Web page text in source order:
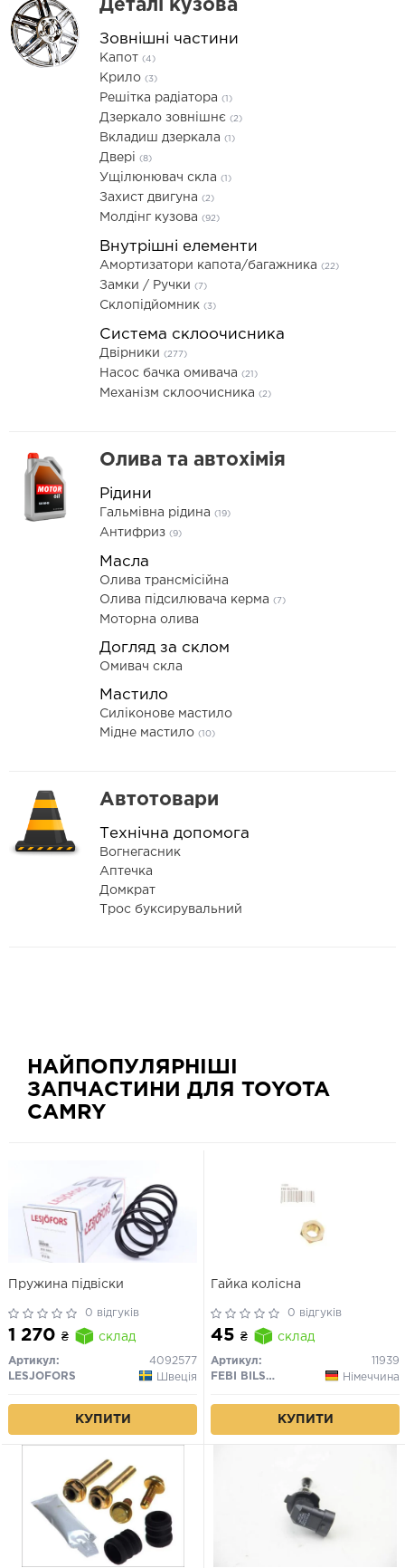
Деталі кузова
Зовнішні частини
Капот (4)
Крило (3)
Решітка радіатора (1)
Дзеркало зовнішнє (2)
Вкладиш дзеркала (1)
Двері (8)
Ущілюнювач скла (1)
Захист двигуна (2)
Молдінг кузова (92)
Внутрішні елементи
Амортизатори капота/багажника (22)
Замки / Ручки (7)
Склопідйомник (3)
Система склоочисника
Двірники (277)
Насос бачка омивача (21)
Механізм склоочисника (2)
Олива та автохімія
Рідини
Гальмівна рідина (19)
Антифриз (9)
Масла
Олива трансмісійна
Олива підсилювача керма (7)
Моторна олива
Догляд за склом
Омивач скла
Мастило
Силіконове мастило
Мідне мастило (10)
Автотовари
Технічна допомога
Вогнегасник
Аптечка
Домкрат
Трос буксирувальний
НАЙПОПУЛЯРНІШІ
ЗАПЧАСТИНИ ДЛЯ TOYOTA
CAMRY
Пружина підвіски
0 відгуків
1 270 ₴ склад
Артикул:
4092577
LESJOFORS
Швеція
КУПИТИ
Гайка колісна
0 відгуків
45 ₴ склад
Артикул:
11939
FEBI BILSTEIN
Німеччина
КУПИТИ